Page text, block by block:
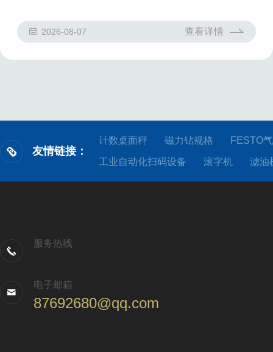
支架式、分体式四类机型按需选择。3.2025年国内超声
波细胞破碎仪市场规模突破12亿元，药检领域需求年增
速超过18%。4.合规的超声破碎仪需支持温度监测、参
设备运行时，超声...
2026-08-07 查看详情
友情链接：
计数桌面秤 磁力钻规格 FESTO
工业自动化扫码设备 滚字机 滤油
服务热线
电子邮箱
87692680@qq.com